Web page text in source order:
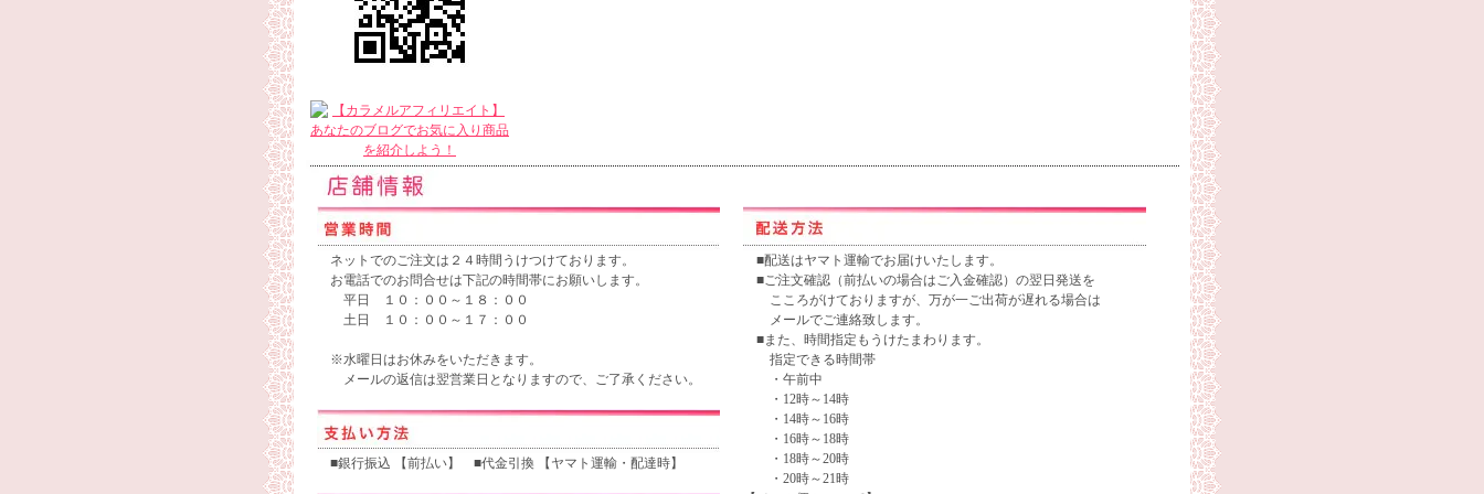
ネットでのご注文は２４時間うけつけております。
お電話でのお問合せは下記の時間帯にお願いします。
平日 １０：００～１８：００
土日 １０：００～１７：００
※水曜日はお休みをいただきます。
メールの返信は翌営業日となりますので、ご了承ください。
■配送はヤマト運輸でお届けいたします。
■ご注文確認（前払いの場合はご入金確認）の翌日発送を
こころがけておりますが、万が一ご出荷が遅れる場合は
メールでご連絡致します。
■また、時間指定もうけたまわります。
指定できる時間帯
・午前中
・12時～14時
・14時～16時
・16時～18時
・18時～20時
・20時～21時
■銀行振込 【前払い】 ■代金引換 【ヤマト運輸・配達時】